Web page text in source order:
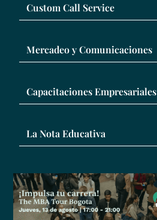
Custom Call Service
Mercadeo y Comunicaciones
Capacitaciones Empresariales
La Nota Educativa